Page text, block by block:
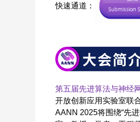
快速通道：
第五届先进算法与神经
开放创新应用实验室联
AANN 2025将围绕“先